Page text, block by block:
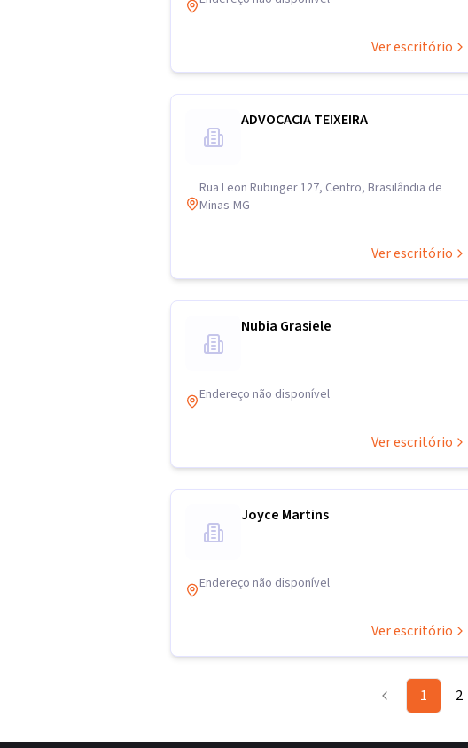
Ver escritório
ADVOCACIA TEIXEIRA
Rua Leon Rubinger 127, Centro, Brasilândia de
Minas-MG
Ver escritório
Nubia Grasiele
Endereço não disponível
Ver escritório
Joyce Martins
Endereço não disponível
Ver escritório
1 2